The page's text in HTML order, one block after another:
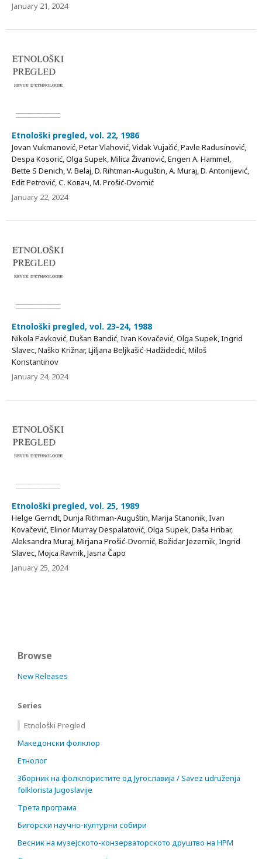
January 21, 2024
Etnološki pregled, vol. 22, 1986
Jovan Vukmanović, Petar Vlahović, Vidak Vujačić, Pavle Radusinović,
Despa Kosorić, Olga Supek, Milica Živanović, Engen А. Hammel,
Bette S Denich, V. Belaj, D. Rihtman-Auguštin, A. Muraj, D. Antonijević,
Edit Petrović, С. Ковач, M. Prošić-Dvornić
January 22, 2024
Etnološki pregled, vol. 23-24, 1988
Nikola Pavković, Dušan Bandić, Ivan Kovačević, Olga Supek, Ingrid
Slavec, Naško Križnar, Ljiljana Beljkašić-Hadžidedić, Miloš
Konstantinov
January 24, 2024
Etnološki pregled, vol. 25, 1989
Helge Gerndt, Dunja Rithman-Auguštin, Marija Stanonik, Ivan
Kovačević, Elinor Murray Despalatović, Olga Supek, Daša Hribar,
Aleksandra Muraj, Mirjana Prošić-Dvornić, Božidar Jezernik, Ingrid
Slavec, Mojca Ravnik, Jasna Čapo
January 25, 2024
Browse
New Releases
Series
Etnološki Pregled
Македонски фолклор
Етнолог
Зборник на фолклористите од Југославија / Savez udruženja
folklorista Jugoslavije
Трета програма
Бигорски научно-културни собири
Весник на музејското-конзерваторското друштво на НРМ